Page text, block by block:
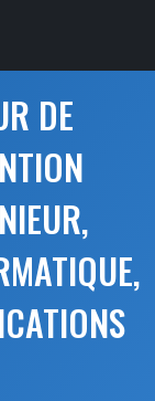
DE